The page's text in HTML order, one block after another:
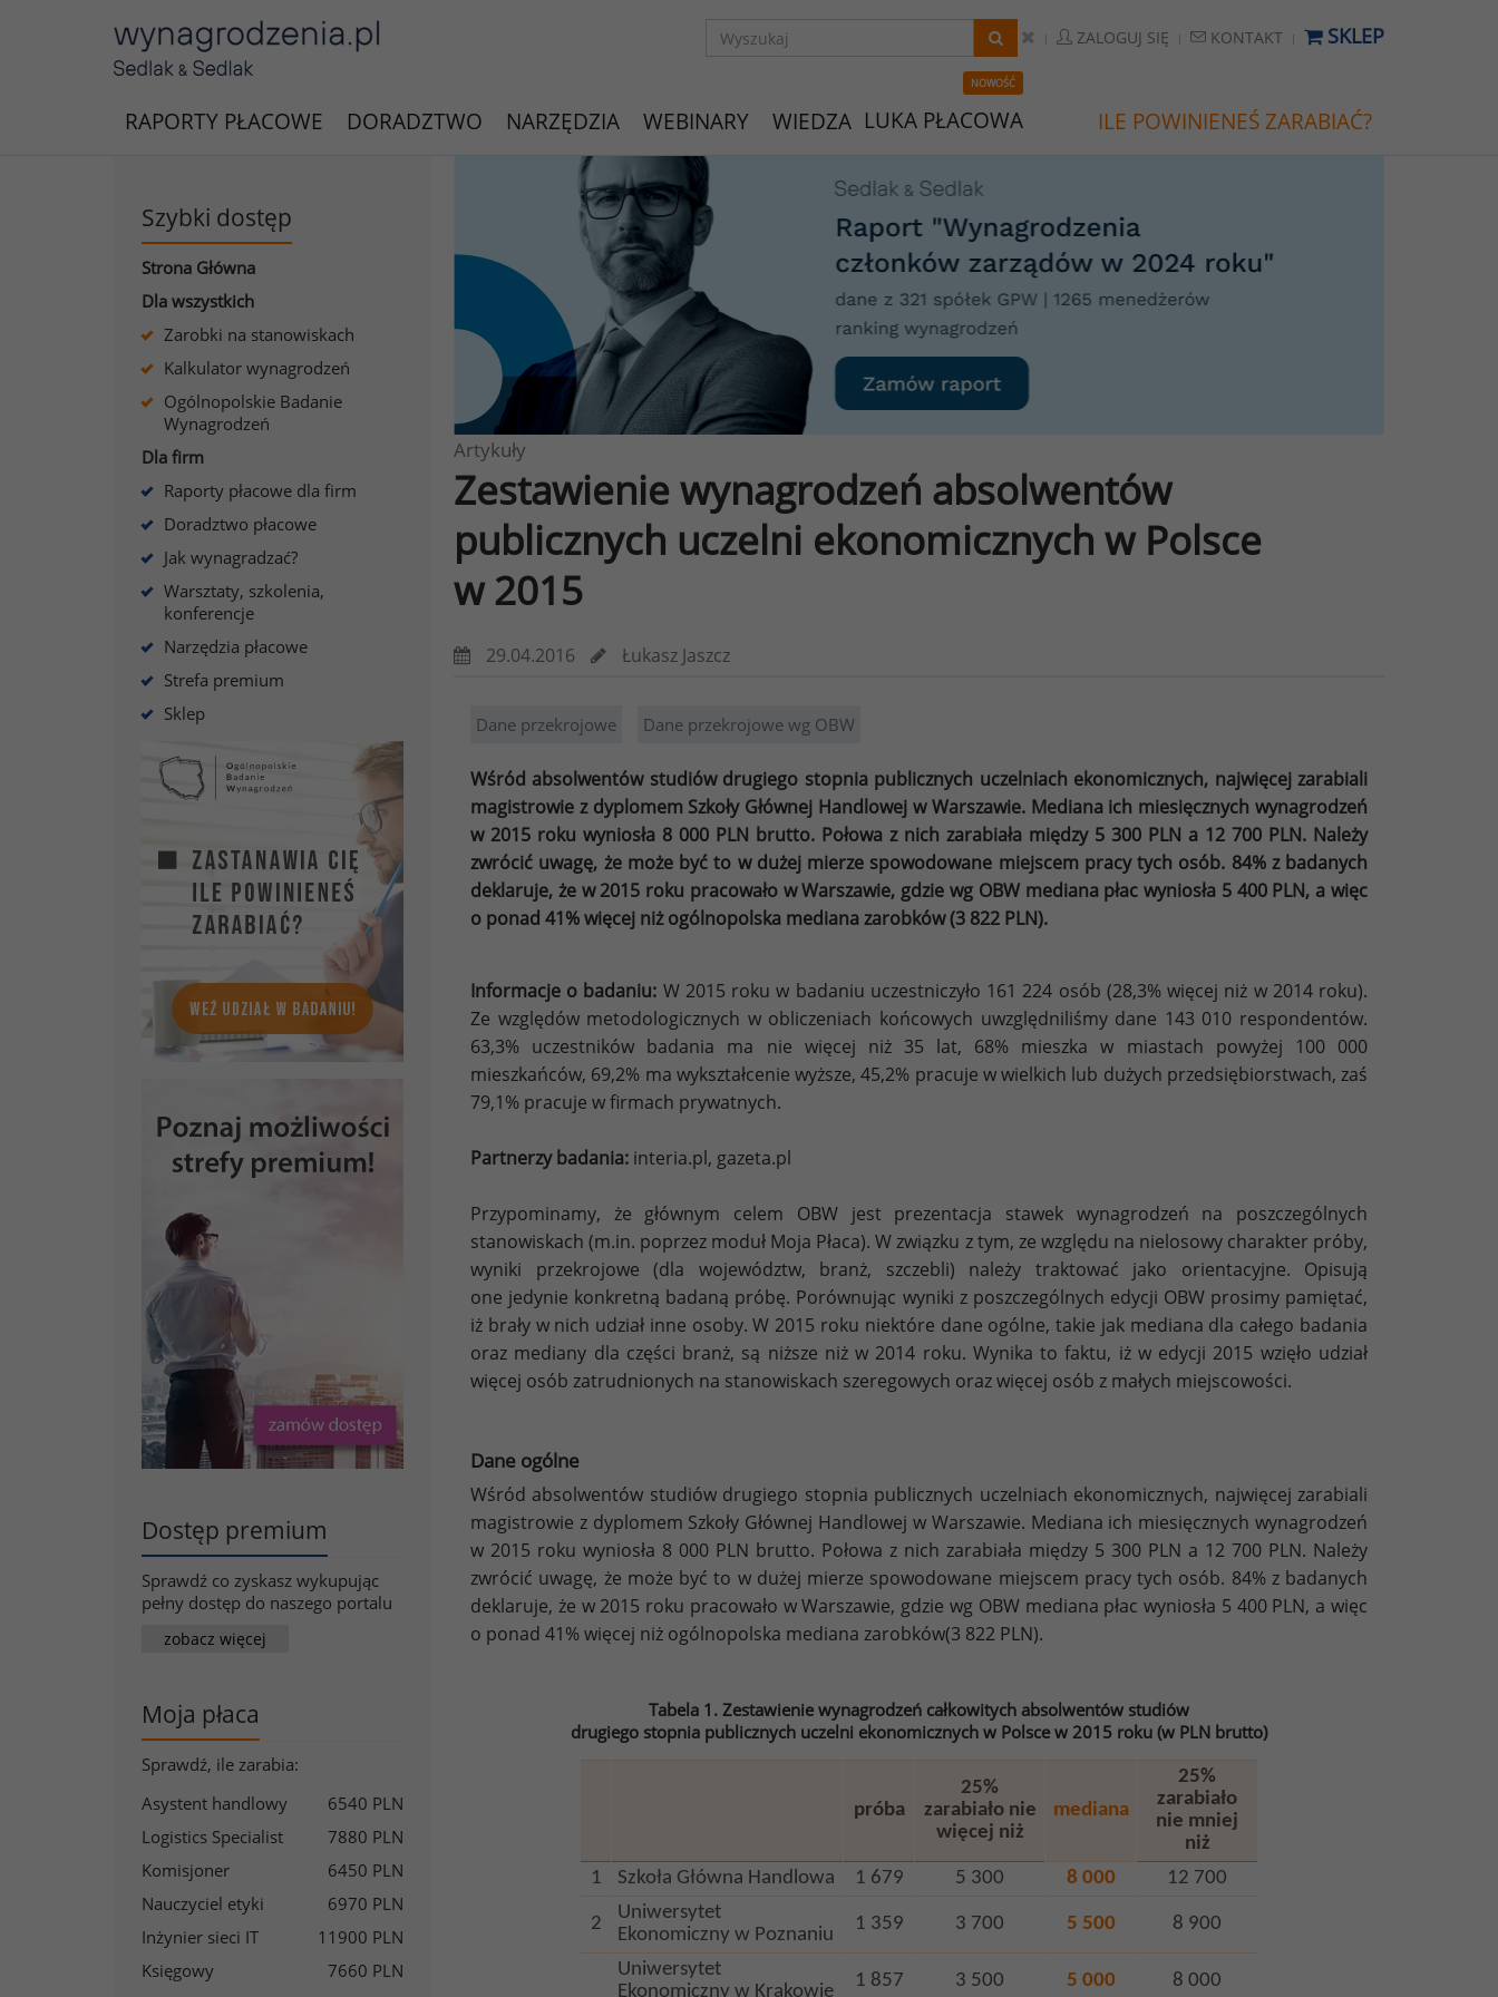
ZALOGUJ SIĘ KONTAKT SKLEP
RAPORTY PŁACOWE DORADZTWO NARZĘDZIA WEBINARY WIEDZA
NOWOŚĆ
LUKA PŁACOWA ILE POWINIENEŚ ZARABIAĆ?
Szybki dostęp
Strona Główna
Dla wszystkich
Zarobki na stanowiskach
Kalkulator wynagrodzeń
Ogólnopolskie Badanie
Wynagrodzeń
Dla firm
Raporty płacowe dla firm
Doradztwo płacowe
Jak wynagradzać?
Warsztaty, szkolenia,
konferencje
Narzędzia płacowe
Strefa premium
Sklep
Dostęp premium
Sprawdź co zyskasz wykupując
pełny dostęp do naszego portalu
zobacz więcej
Moja płaca
Sprawdź, ile zarabia:
Asystent handlowy
6540 PLN
Logistics Specialist
7880 PLN
Komisjoner
6450 PLN
Nauczyciel etyki
6970 PLN
Inżynier sieci IT
11900 PLN
Księgowy
7660 PLN
Artykuły
Zestawienie wynagrodzeń absolwentów
publicznych uczelni ekonomicznych w Polsce
w 2015
29.04.2016 Łukasz Jaszcz
Dane przekrojowe Dane przekrojowe wg OBW
Wśród absolwentów studiów drugiego stopnia publicznych uczelniach ekonomicznych, najwięcej zarabiali
magistrowie z dyplomem Szkoły Głównej Handlowej w Warszawie. Mediana ich miesięcznych wynagrodzeń
w 2015 roku wyniosła 8 000 PLN brutto. Połowa z nich zarabiała między 5 300 PLN a 12 700 PLN. Należy
zwrócić uwagę, że może być to w dużej mierze spowodowane miejscem pracy tych osób. 84% z badanych
deklaruje, że w 2015 roku pracowało w Warszawie, gdzie wg OBW mediana płac wyniosła 5 400 PLN, a więc
o ponad 41% więcej niż ogólnopolska mediana zarobków (3 822 PLN).
Informacje o badaniu: W 2015 roku w badaniu uczestniczyło 161 224 osób (28,3% więcej niż w 2014 roku).
Ze względów metodologicznych w obliczeniach końcowych uwzględniliśmy dane 143 010 respondentów.
63,3% uczestników badania ma nie więcej niż 35 lat, 68% mieszka w miastach powyżej 100 000
mieszkańców, 69,2% ma wykształcenie wyższe, 45,2% pracuje w wielkich lub dużych przedsiębiorstwach, zaś
79,1% pracuje w firmach prywatnych.
Partnerzy badania: interia.pl, gazeta.pl
Przypominamy, że głównym celem OBW jest prezentacja stawek wynagrodzeń na poszczególnych
stanowiskach (m.in. poprzez moduł Moja Płaca). W związku z tym, ze względu na nielosowy charakter próby,
wyniki przekrojowe (dla województw, branż, szczebli) należy traktować jako orientacyjne. Opisują
one jedynie konkretną badaną próbę. Porównując wyniki z poszczególnych edycji OBW prosimy pamiętać,
iż brały w nich udział inne osoby. W 2015 roku niektóre dane ogólne, takie jak mediana dla całego badania
oraz mediany dla części branż, są niższe niż w 2014 roku. Wynika to faktu, iż w edycji 2015 wzięło udział
więcej osób zatrudnionych na stanowiskach szeregowych oraz więcej osób z małych miejscowości.
Dane ogólne
Wśród absolwentów studiów drugiego stopnia publicznych uczelniach ekonomicznych, najwięcej zarabiali
magistrowie z dyplomem Szkoły Głównej Handlowej w Warszawie. Mediana ich miesięcznych wynagrodzeń
w 2015 roku wyniosła 8 000 PLN brutto. Połowa z nich zarabiała między 5 300 PLN a 12 700 PLN. Należy
zwrócić uwagę, że może być to w dużej mierze spowodowane miejscem pracy tych osób. 84% z badanych
deklaruje, że w 2015 roku pracowało w Warszawie, gdzie wg OBW mediana płac wyniosła 5 400 PLN, a więc
o ponad 41% więcej niż ogólnopolska mediana zarobków(3 822 PLN).
Tabela 1. Zestawienie wynagrodzeń całkowitych absolwentów studiów
drugiego stopnia publicznych uczelni ekonomicznych w Polsce w 2015 roku (w PLN brutto)
próba
25%
zarabiało nie
więcej niż
mediana
25%
zarabiało
nie mniej
niż
1
Szkoła Główna Handlowa 1 679 5 300 8 000 12 700
2
Uniwersytet
Ekonomiczny w Poznaniu
1 359 3 700 5 500 8 900
Uniwersytet
Ekonomiczny w Krakowie
1 857 3 500 5 000 8 000